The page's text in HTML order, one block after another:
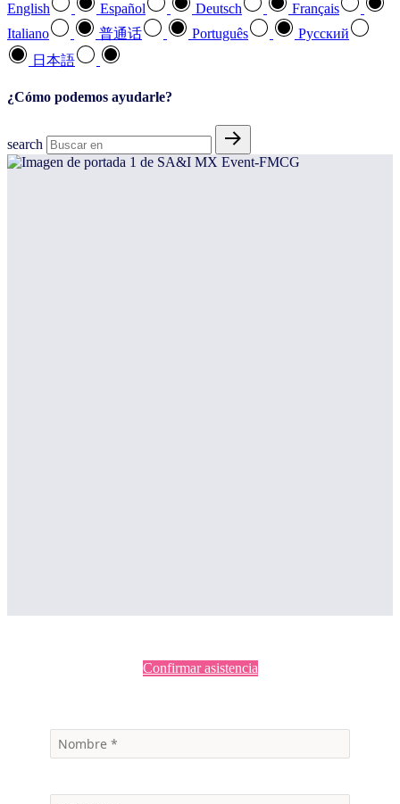
English Español Deutsch
Français
Italiano
普通话 Português
Pусский
日本語
¿Cómo podemos ayudarle?
search
Confirmar asistencia